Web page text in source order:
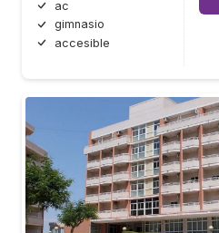
ac
gimnasio
accesible